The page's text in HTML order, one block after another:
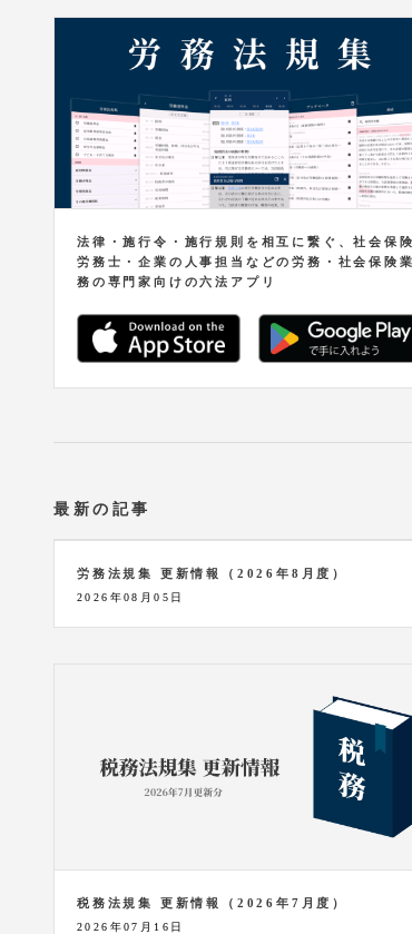
法律・施行令・施行規則を相互に繋ぐ、社会保険
労務士・企業の人事担当などの労務・社会保険業
務の専門家向けの六法アプリ
最新の記事
労務法規集 更新情報（2026年8月度）
2026年08月05日
税務法規集 更新情報（2026年7月度）
2026年07月16日